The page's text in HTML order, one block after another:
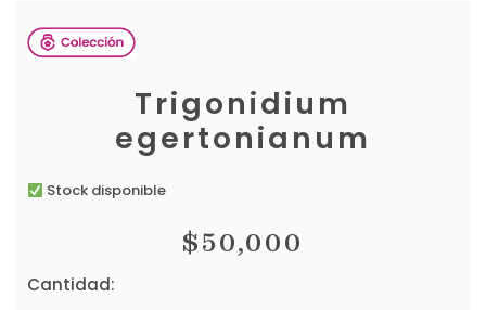
Trigonidium
egertonianum
Stock disponible
$50,000
Cantidad: